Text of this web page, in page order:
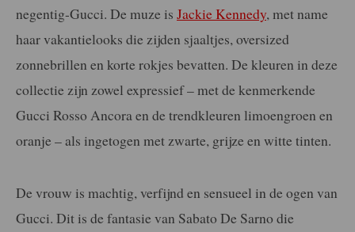
negentig-Gucci. De muze is Jackie Kennedy, met name
haar vakantielooks die zijden sjaaltjes, oversized
zonnebrillen en korte rokjes bevatten. De kleuren in deze
collectie zijn zowel expressief – met de kenmerkende
Gucci Rosso Ancora en de trendkleuren limoengroen en
oranje – als ingetogen met zwarte, grijze en witte tinten.
De vrouw is machtig, verfijnd en sensueel in de ogen van
Gucci. Dit is de fantasie van Sabato De Sarno die